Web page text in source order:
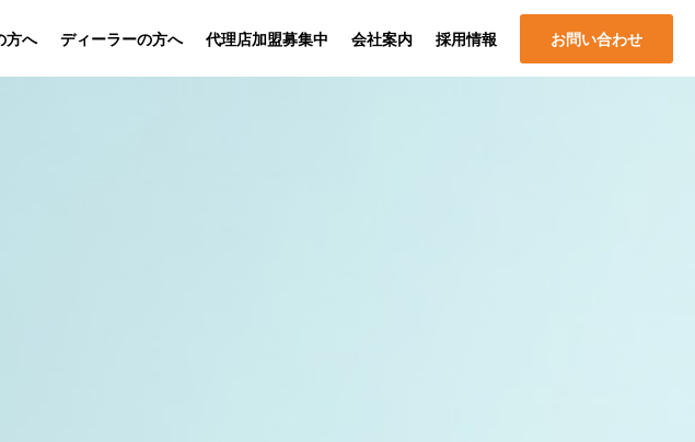
方へ ディーラーの方へ 代理店加盟募集中 会社案内 採用情報 お問い合わせ